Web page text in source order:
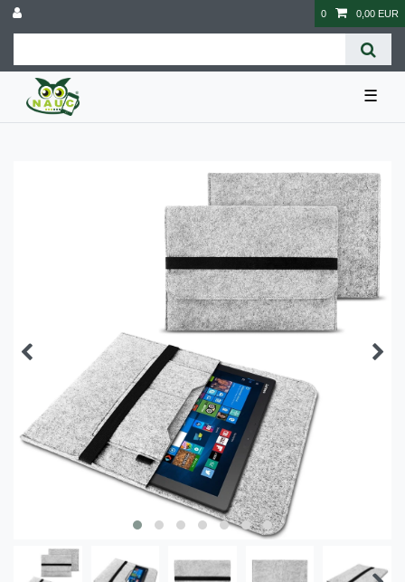
0 0,00 EUR
☰